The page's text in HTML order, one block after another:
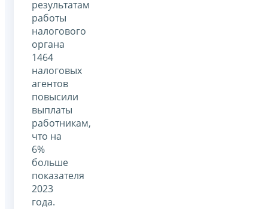
результатам
работы
налогового
органа
1464
налоговых
агентов
повысили
выплаты
работникам,
что на
6%
больше
показателя
2023
года.